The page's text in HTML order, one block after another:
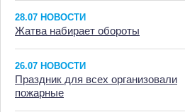
28.07 НОВОСТИ
Жатва набирает обороты
26.07 НОВОСТИ
Праздник для всех организовали
пожарные